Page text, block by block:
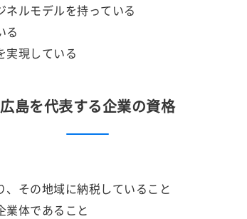
ルモデルを持っている
る
実現している
広島を代表する企業の資格
その地域に納税していること
業体であること